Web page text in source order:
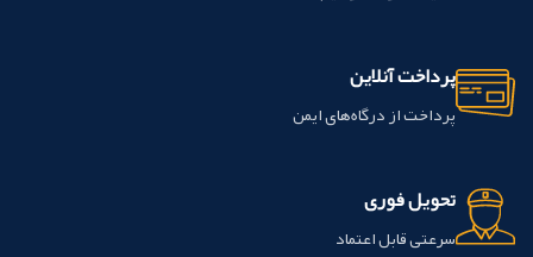
پرداخت آنلاین
پرداخت از درگاه‌های ایمن
تحویل فوری
سرعتی قابل اعتماد